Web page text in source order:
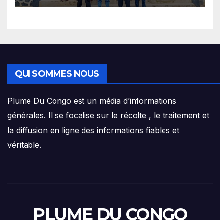
mandat connecté à sa base
QUI SOMMES NOUS
Plume Du Congo est un média d’informations
générales. Il se focalise sur le récolte , le traitement et
la diffusion en ligne des informations fiables et
véritable.
PLUME DU CONGO